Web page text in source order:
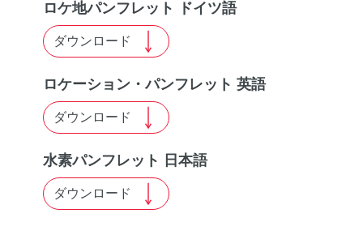
ロケ地パンフレット ドイツ語
ダウンロード
ロケーション・パンフレット 英語
ダウンロード
水素パンフレット 日本語
ダウンロード